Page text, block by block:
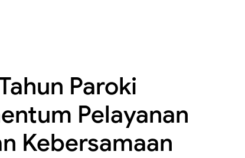
Paroki
Pelayanan
Kebersamaan